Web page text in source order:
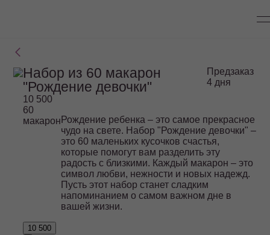
Набор из 60 макарон
"Рождение девочки"
Предзаказ
4 дня
10 500
60
макарон Рождение ребенка – это самое прекрасное
чудо на свете. Набор "Рождение девочки" –
это 60 маленьких кусочков счастья,
которые помогут вам разделить эту
радость с близкими. Каждый макарон – это
символ любви, нежности и новых надежд.
Пусть этот набор станет сладким
напоминанием о самом важном дне в
вашей жизни.
10 500